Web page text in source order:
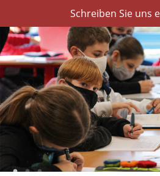
Schreiben Sie uns